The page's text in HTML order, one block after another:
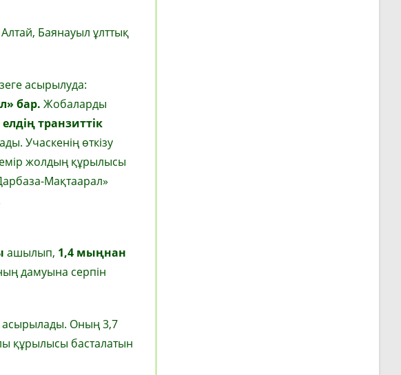
Баянауыл ұлттық
асырылуда:
бар. Жобаларды
транзиттік
Учаскенің өткізу
жолдың құрылысы
Мақтаарал»
ашылып, 1,4 мыңнан
дамуына серпін
асырылады. Оның 3,7
құрылысы басталатын